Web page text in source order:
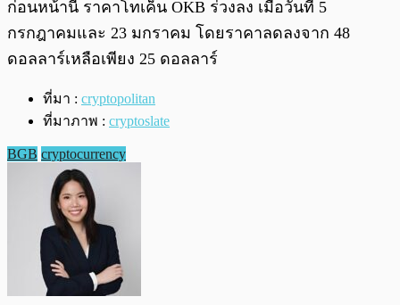
ก่อนหน้านี้ ราคาโทเค็น OKB ร่วงลง เมื่อวันที่ 5
กรกฎาคมและ 23 มกราคม โดยราคาลดลงจาก 48
ดอลลาร์เหลือเพียง 25 ดอลลาร์
ที่มา : cryptopolitan
ที่มาภาพ : cryptoslate
BGB cryptocurrency